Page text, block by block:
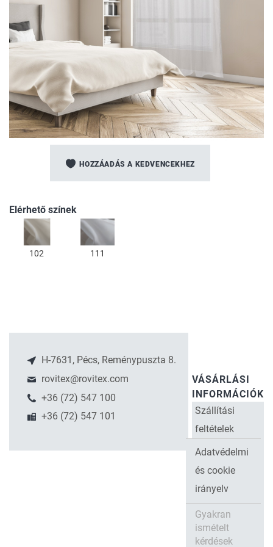
HOZZÁADÁS A KEDVENCEKHEZ
Elérhető színek
102 111
H-7631, Pécs, Reménypuszta 8.
rovitex@rovitex.com
+36 (72) 547 100
+36 (72) 547 101
VÁSÁRLÁSI
INFORMÁCIÓK
Szállítási
feltételek
Adatvédelmi
és cookie
irányelv
Gyakran
ismételt
kérdések